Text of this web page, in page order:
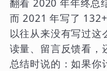
翻看 2020 年年终总
而 2021 年写了
以往从来没有写过这
读量、留言反馈看，
总结时说的：如果你